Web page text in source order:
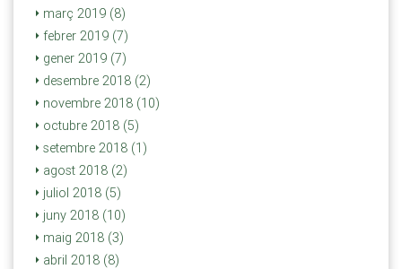
març 2019 (8)
febrer 2019 (7)
gener 2019 (7)
desembre 2018 (2)
novembre 2018 (10)
octubre 2018 (5)
setembre 2018 (1)
agost 2018 (2)
juliol 2018 (5)
juny 2018 (10)
maig 2018 (3)
abril 2018 (8)